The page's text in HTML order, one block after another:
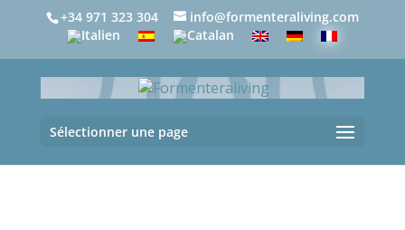
+34 971 323 304 info@formenteraliving.com
Sélectionner une page